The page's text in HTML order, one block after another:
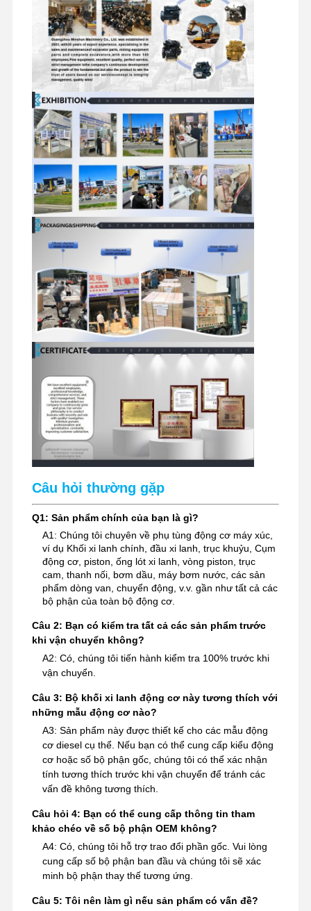
Phụ tùng thủy lực máy xúc
phụ tùng máy xúc
Câu hỏi thường gặp
Q1: Sản phẩm chính của bạn là gì?
A1: Chúng tôi chuyên về phụ tùng động cơ máy xúc,
ví dụ Khối xi lanh chính, đầu xi lanh, trục khuỷu, Cụm
động cơ, piston, ống lót xi lanh, vòng piston, trục
cam, thanh nối, bơm dầu, máy bơm nước, các sản
phẩm dòng van, chuyển động, v.v. gần như tất cả các
bộ phận của toàn bộ động cơ.
Câu 2: Bạn có kiểm tra tất cả các sản phẩm trước
khi vận chuyển không?
A2: Có, chúng tôi tiến hành kiểm tra 100% trước khi
vận chuyển.
Câu 3: Bộ khối xi lanh động cơ này tương thích với
những mẫu động cơ nào?
A3: Sản phẩm này được thiết kế cho các mẫu động
cơ diesel cụ thể. Nếu bạn có thể cung cấp kiểu động
cơ hoặc số bộ phận gốc, chúng tôi có thể xác nhận
tính tương thích trước khi vận chuyển để tránh các
vấn đề không tương thích.
Câu hỏi 4: Bạn có thể cung cấp thông tin tham
khảo chéo về số bộ phận OEM không?
A4: Có, chúng tôi hỗ trợ trao đổi phần gốc. Vui lòng
cung cấp số bộ phận ban đầu và chúng tôi sẽ xác
minh bộ phận thay thế tương ứng.
Câu 5: Tôi nên làm gì nếu sản phẩm có vấn đề?